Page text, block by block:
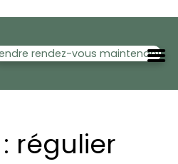
rendez-vous maintenant
régulier